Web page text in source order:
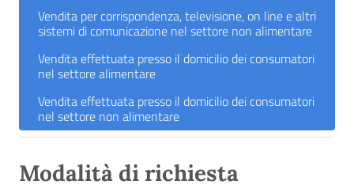
Vendita per corrispondenza, televisione, on line e altri
sistemi di comunicazione nel settore non alimentare
Vendita effettuata presso il domicilio dei consumatori
nel settore alimentare
Vendita effettuata presso il domicilio dei consumatori
nel settore non alimentare
Modalità di richiesta